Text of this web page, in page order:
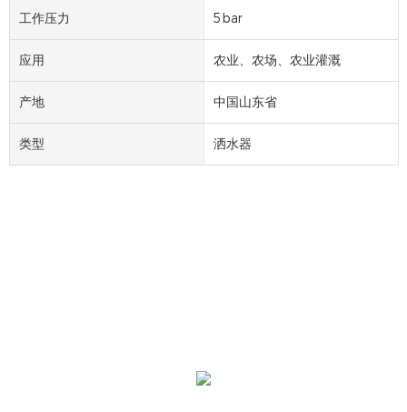
工作压力 5bar
应用 农业、农场、农业灌溉
产地 中国山东省
类型 洒水器